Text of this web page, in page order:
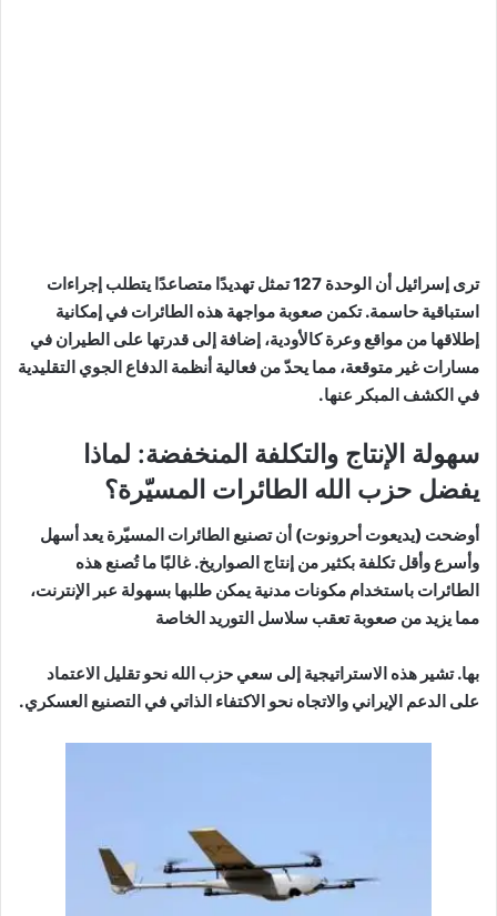
ترى إسرائيل أن الوحدة 127 تمثل تهديدًا متصاعدًا يتطلب إجراءات
استباقية حاسمة. تكمن صعوبة مواجهة هذه الطائرات في إمكانية
إطلاقها من مواقع وعرة كالأودية، إضافة إلى قدرتها على الطيران في
مسارات غير متوقعة، مما يحدّ من فعالية أنظمة الدفاع الجوي التقليدية
في الكشف المبكر عنها.
سهولة الإنتاج والتكلفة المنخفضة: لماذا
يفضل حزب الله الطائرات المسيّرة؟
أوضحت (يديعوت أحرونوت) أن تصنيع الطائرات المسيّرة يعد أسهل
وأسرع وأقل تكلفة بكثير من إنتاج الصواريخ. غالبًا ما تُصنع هذه
الطائرات باستخدام مكونات مدنية يمكن طلبها بسهولة عبر الإنترنت،
مما يزيد من صعوبة تعقب سلاسل التوريد الخاصة
بها. تشير هذه الاستراتيجية إلى سعي حزب الله نحو تقليل الاعتماد
على الدعم الإيراني والاتجاه نحو الاكتفاء الذاتي في التصنيع العسكري.